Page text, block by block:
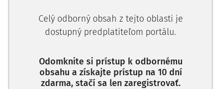
upriamenie pozornosti na povinnosť orgánov dozoru a
orgánov posudzujúcich nároky zo spotrebiteľskej zmluvy z
práva predávajúceho voči spotrebiteľovi.
Národná rada Slovenskej republiky zákon č. 102/2014 Z. z.
Celý odborný obsah z tejto oblasti je
dostupný predplatiteľom portálu.
Odomknite si prístup k odbornému
obsahu a získajte prístup na 10 dní
zdarma, stačí sa len zaregistrovať.